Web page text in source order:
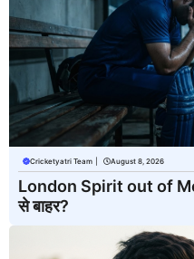
Cricketyatri Team August 8, 2026
London Spirit out of
से बाहर?